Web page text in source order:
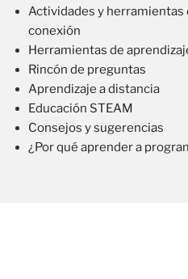
Actividades y herramientas
conexión
Herramientas de
Rincón de preguntas
Aprendizaje a distancia
Educación STEAM
Consejos y sugerencias
¿Por qué aprender a